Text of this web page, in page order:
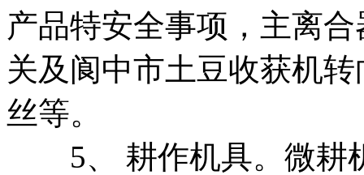
产品特安全事项， 主离
关及 阆中市土豆收获机转
丝等。
5、 耕作机具。微耕